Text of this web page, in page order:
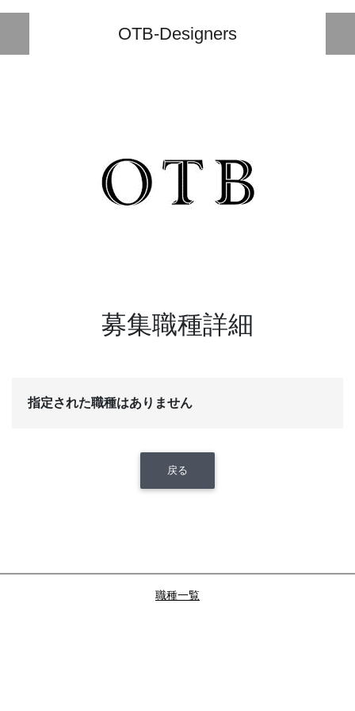
OTB-Designers
募集職種詳細
指定された職種はありません
戻る
職種一覧